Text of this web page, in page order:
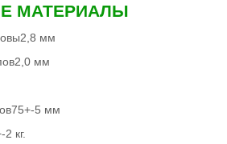
МАТЕРИАЛЫ
мм
мм
5 мм
кг.